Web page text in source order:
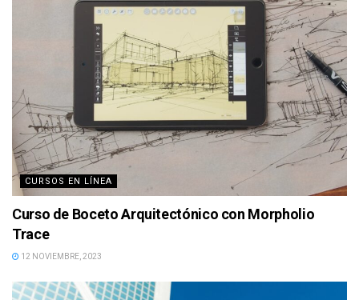
CURSOS EN LÍNEA
Curso de Boceto Arquitectónico con Morpholio
Trace
12 NOVIEMBRE, 2023